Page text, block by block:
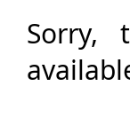
Sorry,